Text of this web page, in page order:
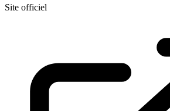
Site officiel